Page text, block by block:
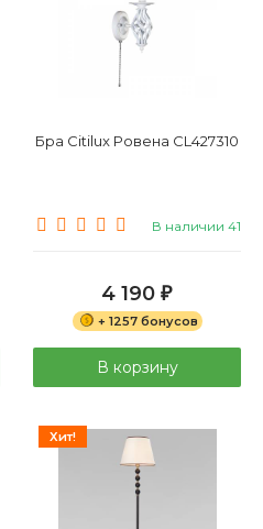
Бра Citilux Ровена CL427310
В наличии 41
4 190 ₽
+ 1257 бонусов
В корзину
Хит!